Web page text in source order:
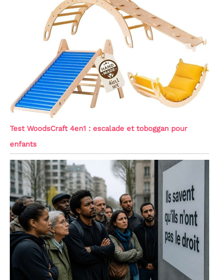
Test WoodsCraft 4en1 : escalade et toboggan pour
enfants